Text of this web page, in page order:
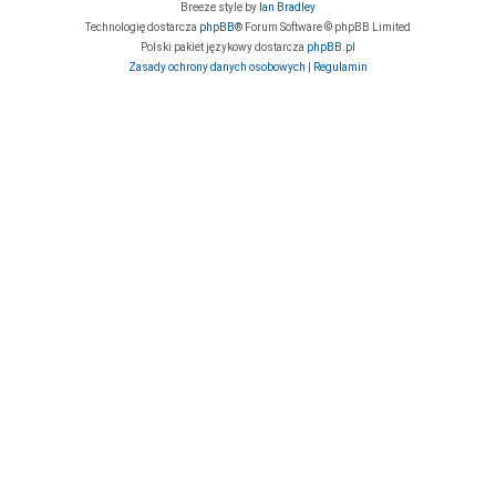
Breeze style by Ian Bradley
Technologię dostarcza phpBB® Forum Software © phpBB Limited
Polski pakiet językowy dostarcza phpBB.pl
Zasady ochrony danych osobowych
Regulamin